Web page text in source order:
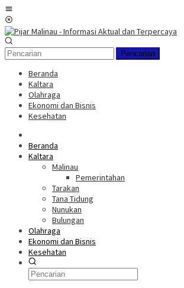
Loncat
ke
konten
Pencarian
Beranda
Kaltara
Olahraga
Ekonomi dan Bisnis
Kesehatan
Beranda
Kaltara
Malinau
Pemerintahan
Tarakan
Tana Tidung
Nunukan
Bulungan
Olahraga
Ekonomi dan Bisnis
Kesehatan